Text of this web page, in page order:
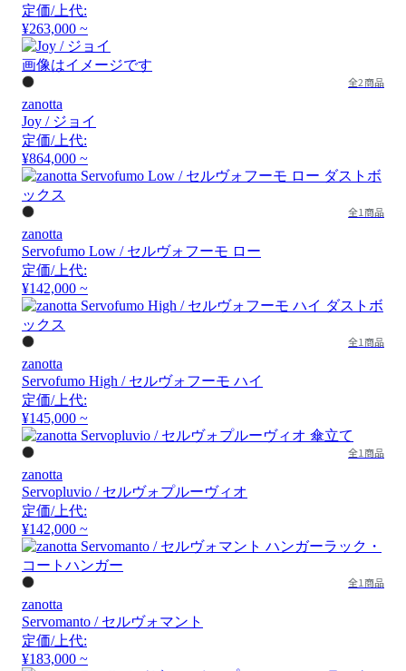
定価/上代:
¥263,000 ~
画像はイメージです
全2商品
zanotta
Joy / ジョイ
定価/上代:
¥864,000 ~
全1商品
zanotta
Servofumo Low / セルヴォフーモ ロー
定価/上代:
¥142,000 ~
全1商品
zanotta
Servofumo High / セルヴォフーモ ハイ
定価/上代:
¥145,000 ~
全1商品
zanotta
Servopluvio / セルヴォプルーヴィオ
定価/上代:
¥142,000 ~
全1商品
zanotta
Servomanto / セルヴォマント
定価/上代:
¥183,000 ~